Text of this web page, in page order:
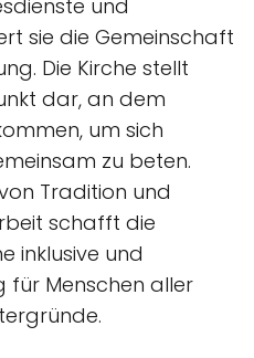
und
sie die Gemeinschaft
Die Kirche stellt
dar, an dem
um sich
zu beten.
Tradition und
schafft die
inklusive und
Menschen aller